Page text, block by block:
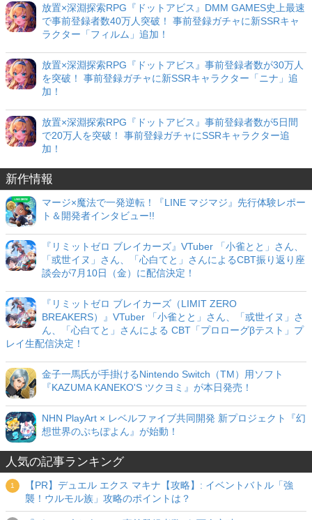
放置×深淵探索RPG『ドットアビス』DMM GAMES史上最速
で事前登録者数40万人突破！ 事前登録ガチャに新SSRキャ
ラクター「フィルム」追加！
放置×深淵探索RPG『ドットアビス』事前登録者数が30万人
を突破！ 事前登録ガチャに新SSRキャラクター「ニナ」追
加！
放置×深淵探索RPG『ドットアビス』事前登録者数が5日間
で20万人を突破！ 事前登録ガチャにSSRキャラクター追
加！
新作情報
マージ×魔法で一発逆転！『LINE マジマジ』先行体験レポー
ト＆開発者インタビュー!!
『リミットゼロ ブレイカーズ』VTuber 「小雀とと」さん、
「或世イヌ」さん、「心白てと」さんによるCBT振り返り座
談会が7月10日（金）に配信決定！
『リミットゼロ ブレイカーズ（LIMIT ZERO
BREAKERS）』VTuber 「小雀とと」さん、「或世イヌ」さ
ん、「心白てと」さんによる CBT「プロローグβテスト」プ
レイ生配信決定！
金子一馬氏が手掛けるNintendo Switch（TM）用ソフト
『KAZUMA KANEKO'S ツクヨミ』が本日発売！
NHN PlayArt × レベルファイブ共同開発 新プロジェクト『幻
想世界のぷちぽよん』が始動！
人気の記事ランキング
【PR】デュエル エクス マキナ【攻略】: イベントバトル「強
襲！ウルモル族」攻略のポイントは？